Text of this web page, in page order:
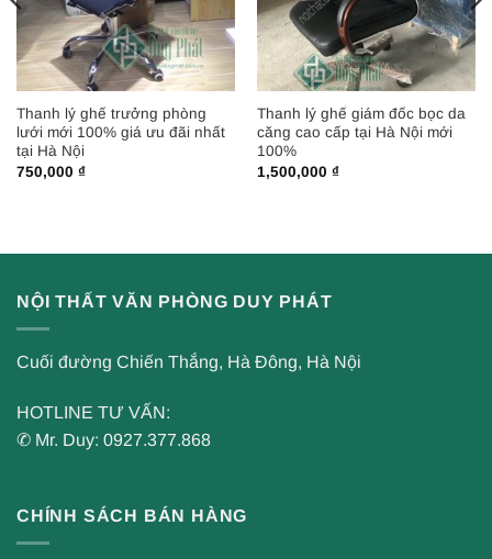
Thanh lý ghế trưởng phòng
lưới mới 100% giá ưu đãi nhất
tại Hà Nội
750,000 ₫
Thanh lý ghế giám đốc bọc da
căng cao cấp tại Hà Nội mới
100%
1,500,000 ₫
NỘI THẤT VĂN PHÒNG DUY PHÁT
Cuối đường Chiến Thắng, Hà Đông, Hà Nội
HOTLINE TƯ VẤN:
✆ Mr. Duy: 0927.377.868
CHÍNH SÁCH BÁN HÀNG